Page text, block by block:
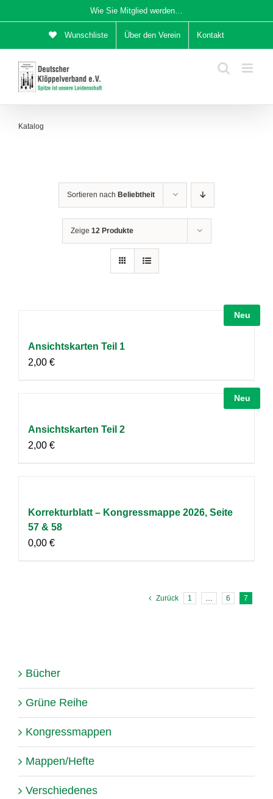
Inhalt
Wie Sie Mitglied werden…
Wunschliste Über den Verein Kontakt
Katalog
Sortieren nach Beliebtheit
Zeige 12 Produkte
Neu
Ansichtskarten Teil 1
2,00 €
Neu
Ansichtskarten Teil 2
2,00 €
Korrekturblatt – Kongressmappe 2026, Seite
57 & 58
0,00 €
Zurück 1 6 7
Bücher
Grüne Reihe
Kongressmappen
Mappen/Hefte
Verschiedenes